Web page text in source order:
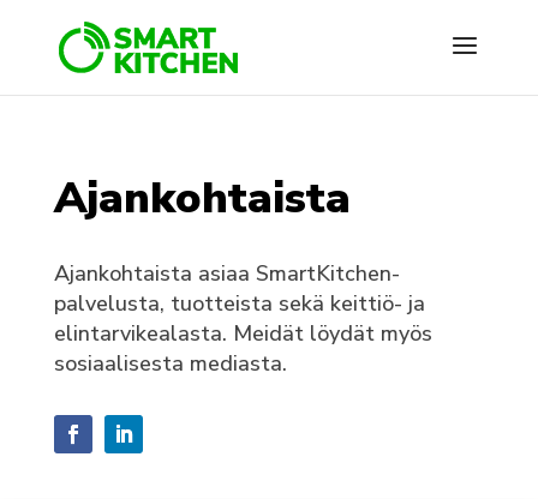
Ajankohtaista
Ajankohtaista asiaa SmartKitchen-
palvelusta, tuotteista sekä keittiö- ja
elintarvikealasta. Meidät löydät myös
sosiaalisesta mediasta.